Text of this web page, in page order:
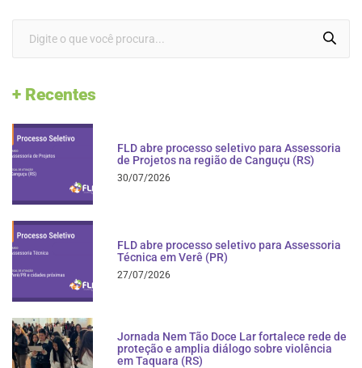
+ Recentes
FLD abre processo seletivo para Assessoria
de Projetos na região de Canguçu (RS)
30/07/2026
FLD abre processo seletivo para Assessoria
Técnica em Verê (PR)
27/07/2026
Jornada Nem Tão Doce Lar fortalece rede de
proteção e amplia diálogo sobre violência
em Taquara (RS)